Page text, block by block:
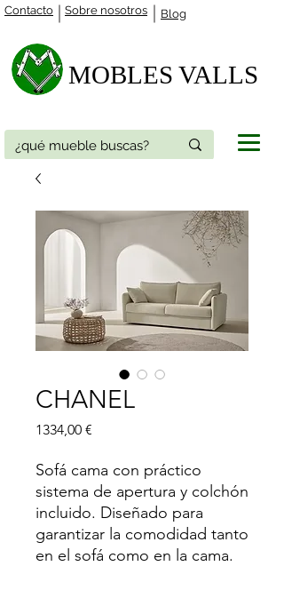
Contacto Blog
Sobre nosotros
MOBLES VALLS​
CHANEL
1334,00 €
Sofá cama con práctico
sistema de apertura y colchón
incluido. Diseñado para
garantizar la comodidad tanto
en el sofá como en la cama.